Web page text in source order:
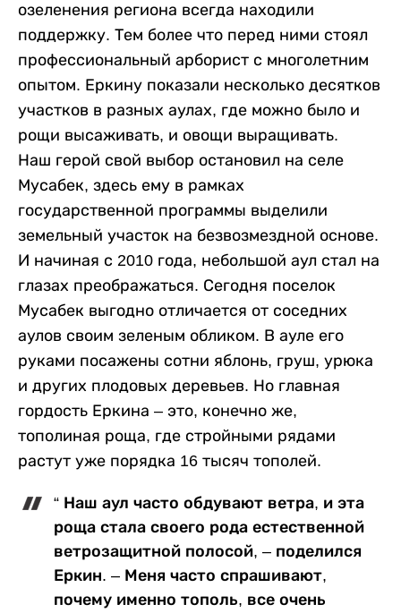
озеленения региона всегда находили
поддержку. Тем более что перед ними стоял
профессиональный арборист с многолетним
опытом. Еркину показали несколько десятков
участков в разных аулах, где можно было и
рощи высаживать, и овощи выращивать.
Наш герой свой выбор остановил на селе
Мусабек, здесь ему в рамках
государственной программы выделили
земельный участок на безвозмездной основе.
И начиная с 2010 года, небольшой аул стал на
глазах преображаться. Сегодня поселок
Мусабек выгодно отличается от соседних
аулов своим зеленым обликом. В ауле его
руками посажены сотни яблонь, груш, урюка
и других плодовых деревьев. Но главная
гордость Еркина – это, конечно же,
тополиная роща, где стройными рядами
растут уже порядка 16 тысяч тополей.
“ Наш аул часто обдувают ветра, и эта
роща стала своего рода естественной
ветрозащитной полосой, – поделился
Еркин. – Меня часто спрашивают,
почему именно тополь, все очень